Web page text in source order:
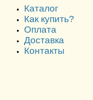
Каталог
Как купить?
Оплата
Доставка
Контакты